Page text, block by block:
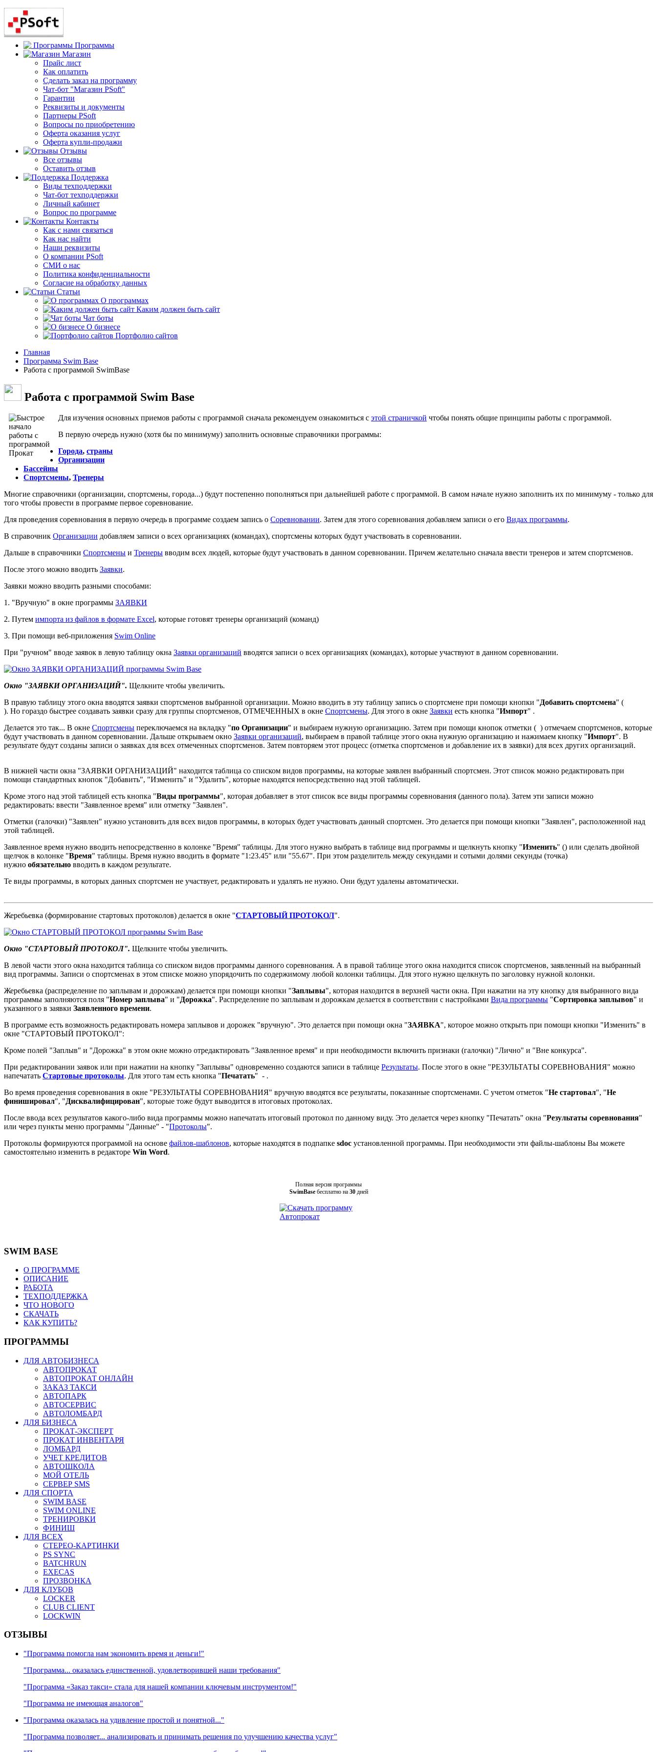
Программы
Магазин
Прайс лист
Как оплатить
Сделать заказ на программу
Чат-бот "Магазин PSoft"
Гарантии
Реквизиты и документы
Партнеры PSoft
Вопросы по приобретению
Оферта оказания услуг
Оферта купли-продажи
Отзывы
Все отзывы
Оставить отзыв
Поддержка
Виды техподдержки
Чат-бот техподдержки
Личный кабинет
Вопрос по программе
Контакты
Как с нами связаться
Как нас найти
Наши реквизиты
О компании PSoft
СМИ о нас
Политика конфиденциальности
Согласие на обработку данных
Статьи
О программах
Каким должен быть сайт
Чат боты
О бизнесе
Портфолио сайтов
Главная
Программа Swim Base
Работа с программой SwimBase
Работа с программой Swim Base
Для изучения основных приемов работы с программой сначала рекомендуем ознакомиться с этой страничкой чтобы понять общие принципы работы с программой.
В первую очередь нужно (хотя бы по минимуму) заполнить основные справочники программы:
Города, страны
Организации
Бассейны
Спортсмены, Тренеры
Многие справочники (организации, спортсмены, города...) будут постепенно пополняться при дальнейшей работе с программой. В самом начале нужно заполнить их по минимуму - только для
того чтобы провести в программе первое соревнование.
Для проведения соревнования в первую очередь в программе создаем запись о Соревновании. Затем для этого соревнования добавляем записи о его Видах программы.
В справочник Организации добавляем записи о всех организациях (командах), спортсмены которых будут участвовать в соревновании.
Дальше в справочники Спортсмены и Тренеры вводим всех людей, которые будут участвовать в данном соревновании. Причем желательно сначала ввести тренеров и затем спортсменов.
После этого можно вводить Заявки.
Заявки можно вводить разными способами:
1. "Вручную" в окне программы ЗАЯВКИ
2. Путем импорта из файлов в формате Excel, которые готовят тренеры организаций (команд)
3. При помощи веб-приложения Swim Online
При "ручном" вводе заявок в левую таблицу окна Заявки организаций вводятся записи о всех организациях (командах), которые участвуют в данном соревновании.
Окно "ЗАЯВКИ ОРГАНИЗАЦИЙ". Щелкните чтобы увеличить.
В правую таблицу этого окна вводятся заявки спортсменов выбранной организации. Можно вводить в эту таблицу запись о спортсмене при помощи кнопки "Добавить спортсмена" (
). Но гораздо быстрее создавать заявки сразу для группы спортсменов, ОТМЕЧЕННЫХ в окне Спортсмены. Для этого в окне Заявки есть кнопка "Импорт" .
Делается это так... В окне Спортсмены переключаемся на вкладку "по Организации" и выбираем нужную организацию. Затем при помощи кнопок отметки ( ) отмечаем спортсменов, которые
будут участвовать в данном соревновании. Дальше открываем окно Заявки организаций, выбираем в правой таблице этого окна нужную организацию и нажимаем кнопку "Импорт". В
результате будут созданы записи о заявках для всех отмеченных спортсменов. Затем повторяем этот процесс (отметка спортсменов и добавление их в заявки) для всех других организаций.
В нижней части окна "ЗАЯВКИ ОРГАНИЗАЦИЙ" находится таблица со списком видов программы, на которые заявлен выбранный спортсмен. Этот список можно редактировать при
помощи стандартных кнопок "Добавить", "Изменить" и "Удалить", которые находятся непосредственно над этой таблицей.
Кроме этого над этой таблицей есть кнопка "Виды программы", которая добавляет в этот список все виды программы соревнования (данного пола). Затем эти записи можно
редактировать: ввести "Заявленное время" или отметку "Заявлен".
Отметки (галочки) "Заявлен" нужно установить для всех видов программы, в которых будет участвовать данный спортсмен. Это делается при помощи кнопки "Заявлен", расположенной над
этой таблицей.
Заявленное время нужно вводить непосредственно в колонке "Время" таблицы. Для этого нужно выбрать в таблице вид программы и щелкнуть кнопку "Изменить" () или сделать двойной
щелчок в колонке "Время" таблицы. Время нужно вводить в формате "1:23.45" или "55.67". При этом разделитель между секундами и сотыми долями секунды (точка)
нужно обязательно вводить в каждом результате.
Те виды программы, в которых данных спортсмен не участвует, редактировать и удалять не нужно. Они будут удалены автоматически.
Жеребьевка (формирование стартовых протоколов) делается в окне "СТАРТОВЫЙ ПРОТОКОЛ".
Окно "СТАРТОВЫЙ ПРОТОКОЛ". Щелкните чтобы увеличить.
В левой части этого окна находится таблица со списком видов программы данного соревнования. А в правой таблице этого окна находится список спортсменов, заявленный на выбранный
вид программы. Записи о спортсменах в этом списке можно упорядочить по содержимому любой колонки таблицы. Для этого нужно щелкнуть по заголовку нужной колонки.
Жеребьевка (распределение по заплывам и дорожкам) делается при помощи кнопки "Заплывы", которая находится в верхней части окна. При нажатии на эту кнопку для выбранного вида
программы заполняются поля "Номер заплыва" и "Дорожка". Распределение по заплывам и дорожкам делается в соответствии с настройками Вида программы "Сортировка заплывов" и
указанного в заявки Заявленного времени.
В программе есть возможность редактировать номера заплывов и дорожек "вручную". Это делается при помощи окна "ЗАЯВКА", которое можно открыть при помощи кнопки "Изменить" в
окне "СТАРТОВЫЙ ПРОТОКОЛ":
Кроме полей "Заплыв" и "Дорожка" в этом окне можно отредактировать "Заявленное время" и при необходимости включить признаки (галочки) "Лично" и "Вне конкурса".
При редактировании заявок или при нажатии на кнопку "Заплывы" одновременно создаются записи в таблице Результаты. После этого в окне "РЕЗУЛЬТАТЫ СОРЕВНОВАНИЯ" можно
напечатать Стартовые протоколы. Для этого там есть кнопка "Печатать" - .
Во время проведения соревнования в окне "РЕЗУЛЬТАТЫ СОРЕВНОВАНИЯ" вручную вводятся все результаты, показанные спортсменами. С учетом отметок "Не стартовал", "Не
финишировал", "Дисквалифицирован", которые тоже будут выводится в итоговых протоколах.
После ввода всех результатов какого-либо вида программы можно напечатать итоговый протокол по данному виду. Это делается через кнопку "Печатать" окна "Результаты соревнования"
или через пункты меню программы "Данные" - "Протоколы".
Протоколы формируются программой на основе файлов-шаблонов, которые находятся в подпапке sdoc установленной программы. При необходимости эти файлы-шаблоны Вы можете
самостоятельно изменить в редакторе Win Word.
Полная версия программы
SwimBaseбесплатно на 30дней
SWIM BASE
О ПРОГРАММЕ
ОПИСАНИЕ
РАБОТА
ТЕХПОДДЕРЖКА
ЧТО НОВОГО
СКАЧАТЬ
КАК КУПИТЬ?
ПРОГРАММЫ
ДЛЯ АВТОБИЗНЕСА
АВТОПРОКАТ
АВТОПРОКАТ ОНЛАЙН
ЗАКАЗ ТАКСИ
АВТОПАРК
АВТОСЕРВИС
АВТОЛОМБАРД
ДЛЯ БИЗНЕСА
ПРОКАТ-ЭКСПЕРТ
ПРОКАТ ИНВЕНТАРЯ
ЛОМБАРД
УЧЕТ КРЕДИТОВ
АВТОШКОЛА
МОЙ ОТЕЛЬ
СЕРВЕР SMS
ДЛЯ СПОРТА
SWIM BASE
SWIM ONLINE
ТРЕНИРОВКИ
ФИНИШ
ДЛЯ ВСЕХ
СТЕРЕО-КАРТИНКИ
PS SYNC
BATCHRUN
EXECAS
ПРОЗВОНКА
ДЛЯ КЛУБОВ
LOCKER
CLUB CLIENT
LOCKWIN
ОТЗЫВЫ
"Программа помогла нам экономить время и деньги!"
"Программа... оказалась единственной, удовлетворившей наши требования"
"Программа «Заказ такси» стала для нашей компании ключевым инструментом!"
"Программа не имеющая аналогов"
"Программа оказалась на удивление простой и понятной..."
"Программа позволяет... анализировать и принимать решения по улучшению качества услуг"